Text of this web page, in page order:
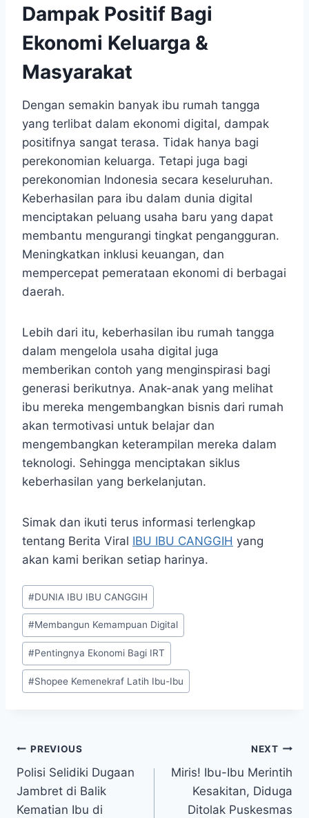
Dampak Positif Bagi
Ekonomi Keluarga &
Masyarakat
Dengan semakin banyak ibu rumah tangga
yang terlibat dalam ekonomi digital, dampak
positifnya sangat terasa. Tidak hanya bagi
perekonomian keluarga. Tetapi juga bagi
perekonomian Indonesia secara keseluruhan.
Keberhasilan para ibu dalam dunia digital
menciptakan peluang usaha baru yang dapat
membantu mengurangi tingkat pengangguran.
Meningkatkan inklusi keuangan, dan
mempercepat pemerataan ekonomi di berbagai
daerah.
Lebih dari itu, keberhasilan ibu rumah tangga
dalam mengelola usaha digital juga
memberikan contoh yang menginspirasi bagi
generasi berikutnya. Anak-anak yang melihat
ibu mereka mengembangkan bisnis dari rumah
akan termotivasi untuk belajar dan
mengembangkan keterampilan mereka dalam
teknologi. Sehingga menciptakan siklus
keberhasilan yang berkelanjutan.
Simak dan ikuti terus informasi terlengkap
tentang Berita Viral IBU IBU CANGGIH yang
akan kami berikan setiap harinya.
Post
Tags:
#DUNIA IBU IBU CANGGIH
#Membangun Kemampuan Digital
#Pentingnya Ekonomi Bagi IRT
#Shopee Kemenekraf Latih Ibu-Ibu
Post
navigation
PREVIOUS
Polisi Selidiki Dugaan
Jambret di Balik
Kematian Ibu di
NEXT
Miris! Ibu-Ibu Merintih
Kesakitan, Diduga
Ditolak Puskesmas